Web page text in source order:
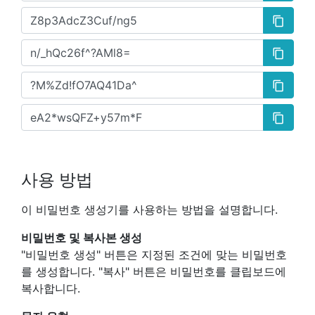
content_copy
content_copy
content_copy
content_copy
사용 방법
이 비밀번호 생성기를 사용하는 방법을 설명합니다.
비밀번호 및 복사본 생성
"비밀번호 생성" 버튼은 지정된 조건에 맞는 비밀번호
를 생성합니다. "복사" 버튼은 비밀번호를 클립보드에
복사합니다.